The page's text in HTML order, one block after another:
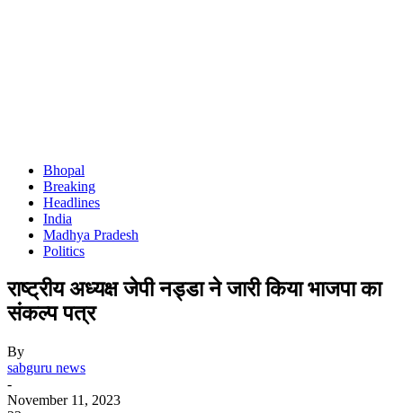
Bhopal
Breaking
Headlines
India
Madhya Pradesh
Politics
राष्ट्रीय अध्यक्ष जेपी नड्डा ने जारी किया भाजपा का
संकल्प पत्र
By
sabguru news
-
November 11, 2023